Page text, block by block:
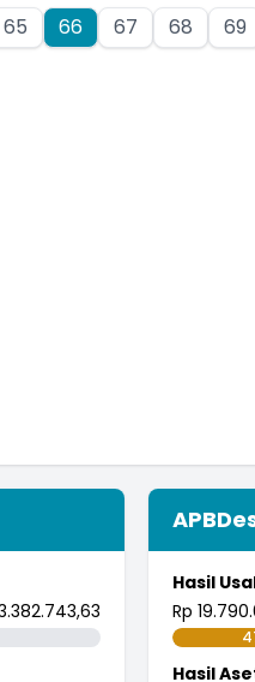
65 66 67 68 69
Hasil
Rp
Hasil